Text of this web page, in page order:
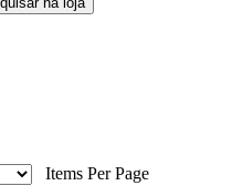
Items Per Page